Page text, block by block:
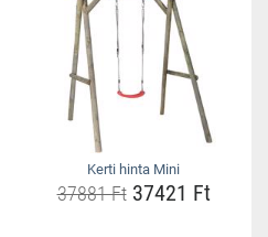
Kerti hinta Mini
37881 Ft37421 Ft